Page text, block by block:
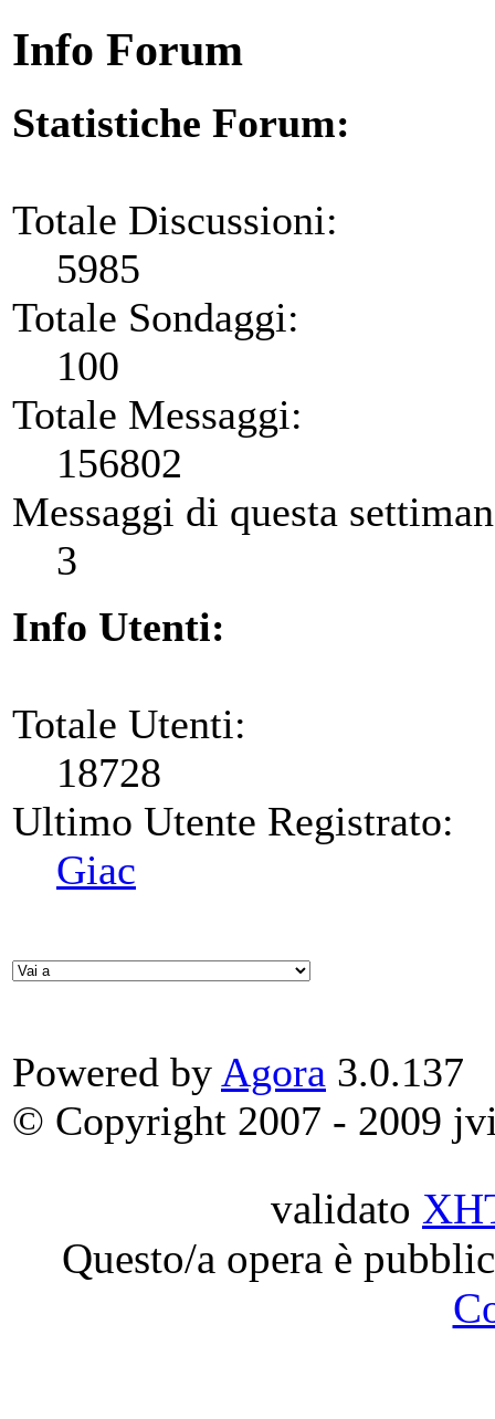
Info Forum
Statistiche Forum:
Totale Discussioni:
5985
Totale Sondaggi:
100
Totale Messaggi:
156802
Messaggi di questa
3
Info Utenti:
Totale Utenti:
18728
Ultimo Utente Registrato:
Giac
Powered by Agora 3.0.137
© Copyright 2007 - 2009
validato
Questo/a opera è